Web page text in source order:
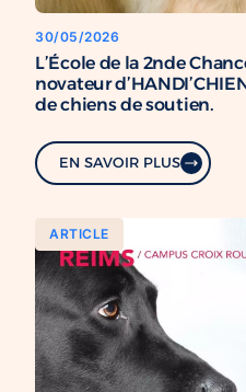
30/05/2026
L’École de la 2nde
novateur
de chiens de soutien.
EN SAVOIR PLUS
ARTICLE